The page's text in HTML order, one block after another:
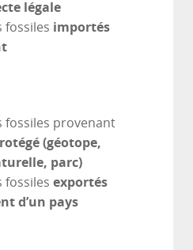
légale
fossiles importés
fossiles provenant
(géotope,
parc)
fossiles exportés
d’un pays